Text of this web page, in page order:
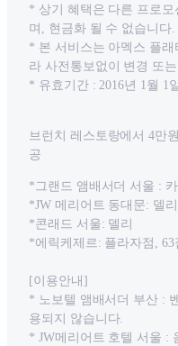
* 상기 혜택은 다른 프로
며, 현금화 될 수 없습니다.
* 본 서비스는 아멕스 플
라 사전통보없이 변경 또
* 유효기간 : 2016년 1월 1
브런치 레스토랑에서 4만
공
*그랜드 앰배서더 서울 :
*JW 메리어트 동대문: 델리
*콘래드 서울: 델리
*에릭케제르: 플라자점, 63
[이용안내]
* 노보텔 앰배서더 부산 :
용되지 않습니다.
* JW메리어트 호텔 서울 :